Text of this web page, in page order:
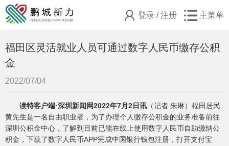
登录 /注册 主菜单
福田区灵活就业人员可通过数字人民币缴存公积
金
2022/07/04
读特客户端·深圳新闻网2022年7月2日讯 （记者 朱琳）福田居民
黄先生是一名自由职业者，为了办理个人缴存公积金的业务准备前往
深圳公积金中心，了解到目前已能在线上使用数字人民币自助缴纳公
积金，下载了数字人民币APP完成中国银行钱包注册，打开支付宝